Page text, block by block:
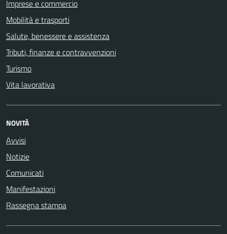
Imprese e commercio
Mobilità e trasporti
Salute, benessere e assistenza
Tributi, finanze e contravvenzioni
Turismo
Vita lavorativa
NOVITÀ
Avvisi
Notizie
Comunicati
Manifestazioni
Rassegna stampa